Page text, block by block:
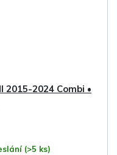
2015-2024 Combi •
(>5 ks)